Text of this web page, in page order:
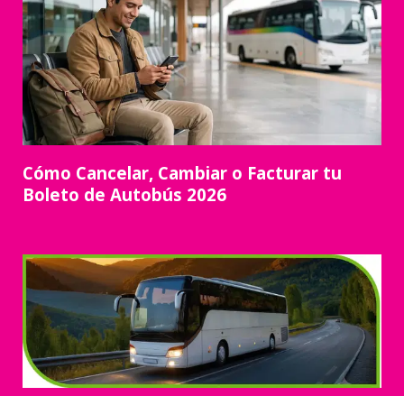
Cómo Cancelar, Cambiar o Facturar tu
Boleto de Autobús 2026